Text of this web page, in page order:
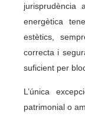
jurisprudència
energètica
estètics,
correcta i
suficient per
L’única
patrimonial o